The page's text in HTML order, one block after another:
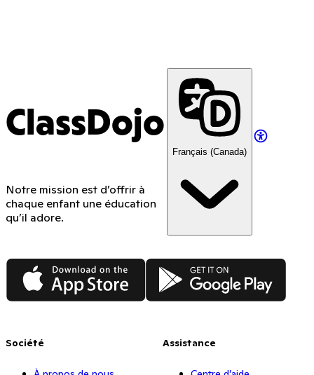
ClassDojo
Notre mission est d’offrir à
chaque enfant une éducation
qu’il adore.
Français (Canada)
App Store Google Play
Société Assistance